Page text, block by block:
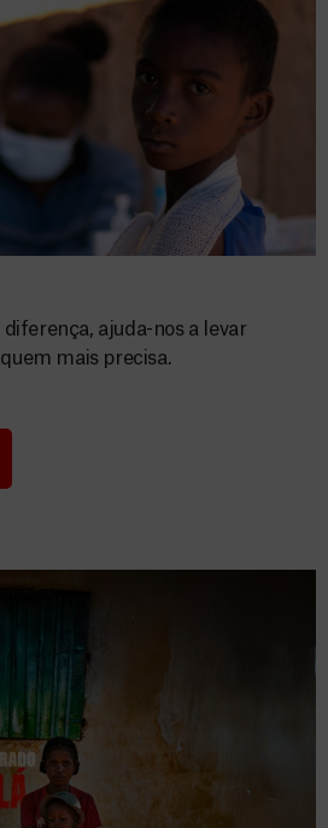
diferença, ajuda-nos a levar
mais precisa.